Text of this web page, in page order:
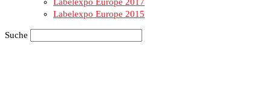
Labelexpo Europe 2015
Suche